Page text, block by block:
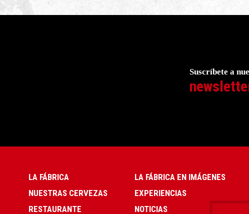
Suscríbete a
LA FÁBRICA
NUESTRAS CERVEZAS
RESTAURANTE
LA FÁBRICA EN IMÁGENES
EXPERIENCIAS
NOTICIAS